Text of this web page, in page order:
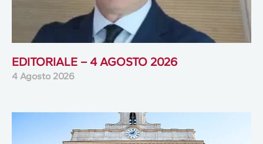
EDITORIALE – 4 AGOSTO 2026
4 Agosto 2026